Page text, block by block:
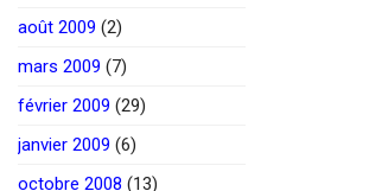
août 2009 (2)
mars 2009 (7)
février 2009 (29)
janvier 2009 (6)
octobre 2008 (13)